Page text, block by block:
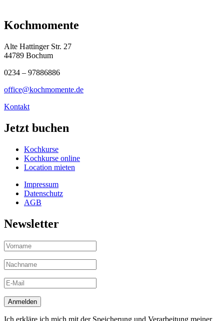
Kochmomente
Alte Hattinger Str. 27
44789 Bochum
0234 – 97886886
office@kochmomente.de
Kontakt
Jetzt buchen
Kochkurse
Kochkurse online
Location mieten
Impressum
Datenschutz
AGB
Newsletter
Ich erkläre ich mich mit der Speicherung und Verarbeitung meiner